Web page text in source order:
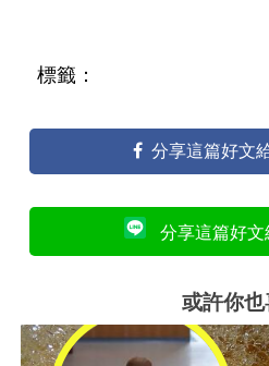
標籤：
分享這篇好文
分享這篇好文
或許你